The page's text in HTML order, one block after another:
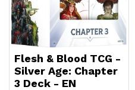
Flesh & Blood TCG -
Silver Age: Chapter
3 Deck - EN